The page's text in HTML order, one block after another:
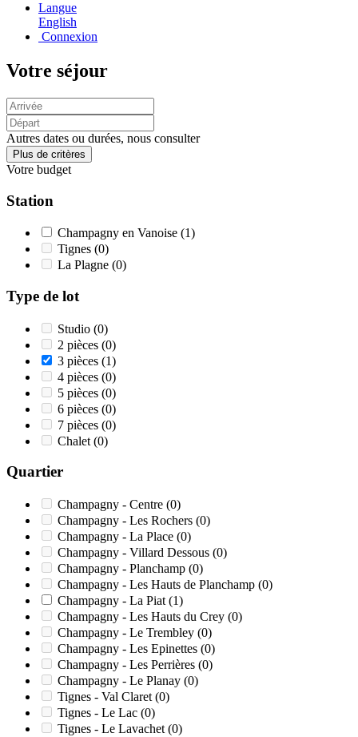
Langue
English
Connexion
Votre séjour
Autres dates ou durées, nous consulter
Plus de critères
Votre budget
Station
Champagny en Vanoise (1)
Tignes (0)
La Plagne (0)
Type de lot
Studio (0)
2 pièces (0)
3 pièces (1)
4 pièces (0)
5 pièces (0)
6 pièces (0)
7 pièces (0)
Chalet (0)
Quartier
Champagny - Centre (0)
Champagny - Les Rochers (0)
Champagny - La Place (0)
Champagny - Villard Dessous (0)
Champagny - Planchamp (0)
Champagny - Les Hauts de Planchamp (0)
Champagny - La Piat (1)
Champagny - Les Hauts du Crey (0)
Champagny - Le Trembley (0)
Champagny - Les Epinettes (0)
Champagny - Les Perrières (0)
Champagny - Le Planay (0)
Tignes - Val Claret (0)
Tignes - Le Lac (0)
Tignes - Le Lavachet (0)